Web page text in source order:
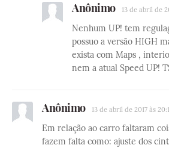
Anônimo 13 de abril de
Nenhum UP! tem
possuo a versão HIGH
exista com Maps ,
nem a atual Speed UP!
Anônimo 13 de abril de 2017 às
Em relação ao carro faltaram
fazem falta como: ajuste dos